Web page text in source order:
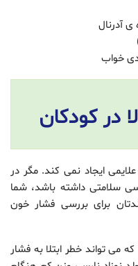
ی آدرنال
خواب
در کودکان
ایجاد نمی کند. مگر در
سلامتی داشته باشد، شما
برای بررسی فشار خون
می تواند خطر ابتلا به فشار